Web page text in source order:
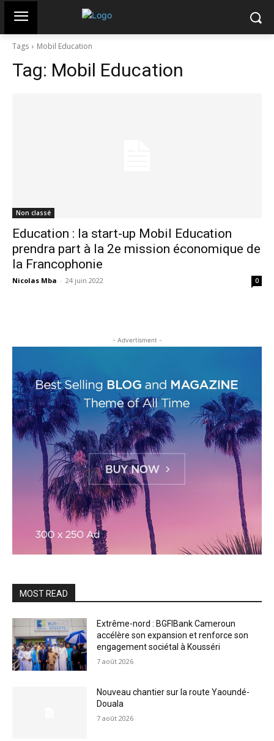
Tags Mobil Education
Tag: Mobil Education
Non classé
Education : la start-up Mobil Education
prendra part à la 2e mission économique de
la Francophonie
Nicolas Mba - 24 juin 2022 0
- Advertisment -
MOST READ
Extrême-nord : BGFIBank Cameroun
accélère son expansion et renforce son
engagement sociétal à Kousséri
7 août 2026
Nouveau chantier sur la route Yaoundé-
Douala
7 août 2026